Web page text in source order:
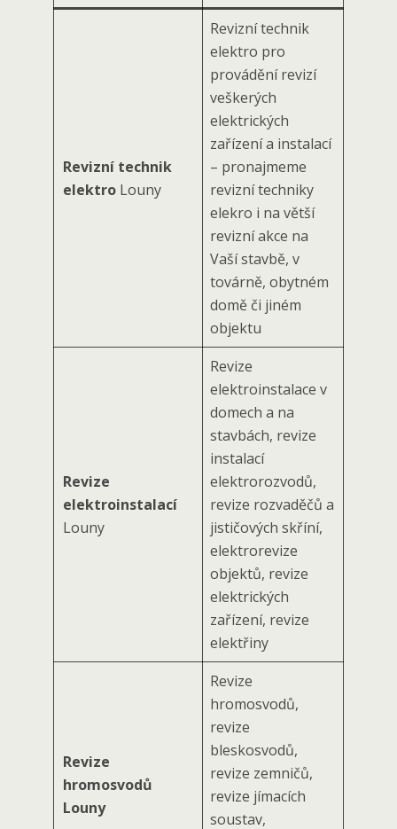
Revizní technik
elektro Louny
Revizní technik
elektro pro
provádění revizí
veškerých
elektrických
zařízení a instalací
– pronajmeme
revizní techniky
elekro i na větší
revizní akce na
Vaší stavbě, v
továrně, obytném
domě či jiném
objektu
Revize
elektroinstalací
Louny
Revize
elektroinstalace v
domech a na
stavbách, revize
instalací
elektrorozvodů,
revize rozvaděčů a
jističových skříní,
elektrorevize
objektů, revize
elektrických
zařízení, revize
elektřiny
Revize
hromosvodů
Louny
Revize
hromosvodů,
revize
bleskosvodů,
revize zemničů,
revize jímacích
soustav,